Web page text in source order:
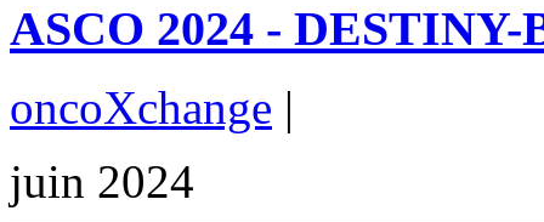
ASCO 2024 -
oncoXchange |
juin 2024